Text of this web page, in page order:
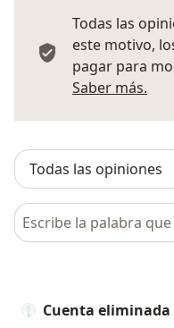
Todas las
este motivo,
pagar para
Saber más.
Busca en opiniones
Cuenta eliminada